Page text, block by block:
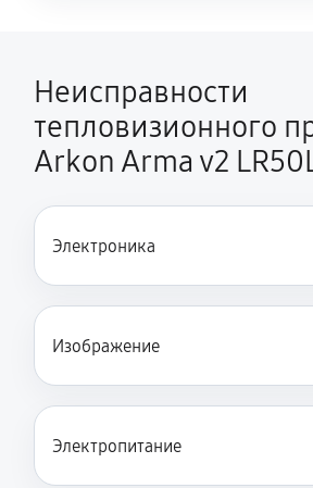
Перепрошивка и обновление
60 минут
Неисправности
тепловизионного
Arkon Arma v2
Электроника
Изображение
Электропитание